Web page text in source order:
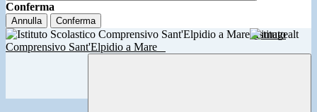
Conferma
Annulla Conferma
Istituto
Comprensivo Sant'Elpidio a Mare